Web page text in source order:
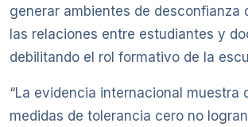
generar ambientes de desconfianza
las relaciones entre estudiantes y
debilitando el rol formativo de la
“La evidencia internacional muestra
medidas de tolerancia cero no